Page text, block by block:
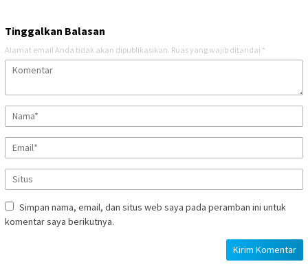
Tinggalkan Balasan
Alamat email Anda tidak akan dipublikasikan. Ruas yang wajib ditandai *
Simpan nama, email, dan situs web saya pada peramban ini untuk
komentar saya berikutnya.